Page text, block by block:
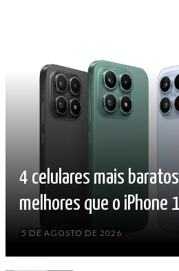
4 celulares mais
melhores que o iPhone
5 DE AGOSTO DE 2026